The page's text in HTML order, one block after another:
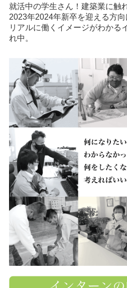
就活中の学生さん！建築業に触
2023年2024年新卒を迎える方向
リアルに働くイメージがわかる
れ中。